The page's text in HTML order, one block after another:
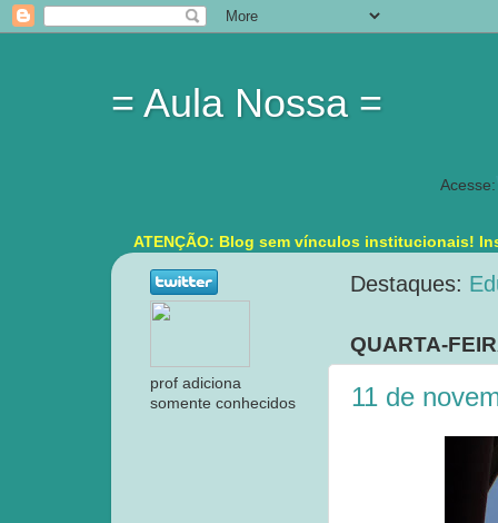
= Aula Nossa =
Acesse:
ATENÇÃO: Blog sem vínculos institucionais!
Destaques:
QUARTA-
11 de
prof adiciona
somente conhecidos